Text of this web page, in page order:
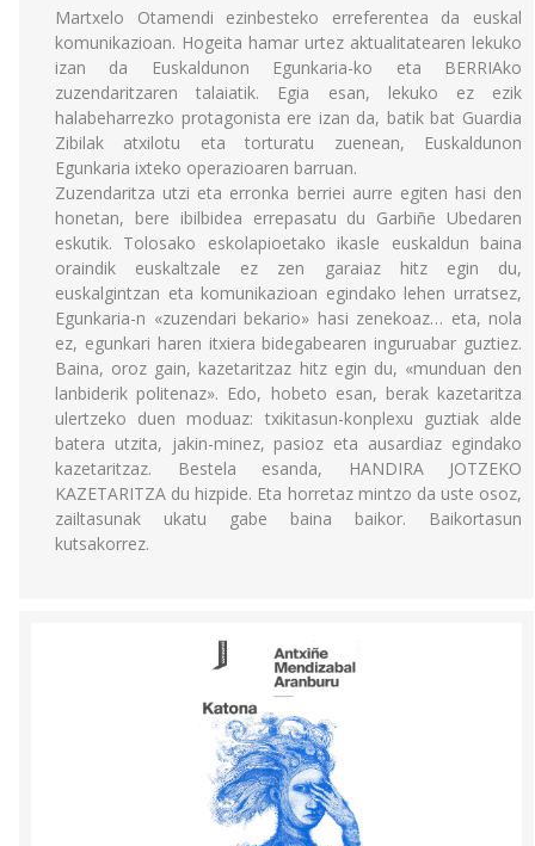
Martxelo Otamendi ezinbesteko erreferentea da euskal
komunikazioan. Hogeita hamar urtez aktualitatearen lekuko
izan da Euskaldunon Egunkaria-ko eta BERRIAko
zuzendaritzaren talaiatik. Egia esan, lekuko ez ezik
halabeharrezko protagonista ere izan da, batik bat Guardia
Zibilak atxilotu eta torturatu zuenean, Euskaldunon
Egunkaria ixteko operazioaren barruan.
Zuzendaritza utzi eta erronka berriei aurre egiten hasi den
honetan, bere ibilbidea errepasatu du Garbiñe Ubedaren
eskutik. Tolosako eskolapioetako ikasle euskaldun baina
oraindik euskaltzale ez zen garaiaz hitz egin du,
euskalgintzan eta komunikazioan egindako lehen urratsez,
Egunkaria-n «zuzendari bekario» hasi zenekoaz… eta, nola
ez, egunkari haren itxiera bidegabearen inguruabar guztiez.
Baina, oroz gain, kazetaritzaz hitz egin du, «munduan den
lanbiderik politenaz». Edo, hobeto esan, berak kazetaritza
ulertzeko duen moduaz: txikitasun-konplexu guztiak alde
batera utzita, jakin-minez, pasioz eta ausardiaz egindako
kazetaritzaz. Bestela esanda, HANDIRA JOTZEKO
KAZETARITZA du hizpide. Eta horretaz mintzo da uste osoz,
zailtasunak ukatu gabe baina baikor. Baikortasun
kutsakorrez.